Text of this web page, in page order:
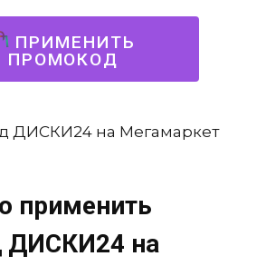
ПРИМЕНИТЬ
ПРОМОКОД
применить
ДИСКИ24 на